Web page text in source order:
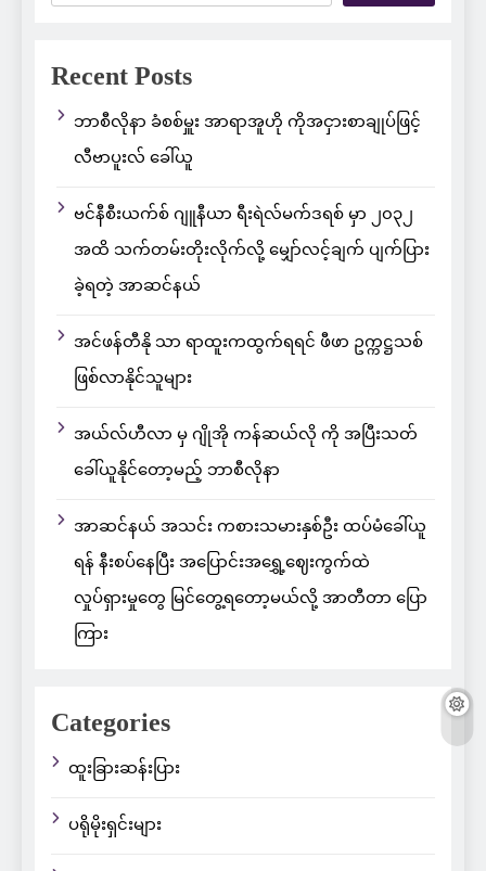
Recent Posts
ဘာစီလိုနာ ခံစစ်မှူး အာရာအူဟို ကိုအငှားစာချုပ်ဖြင့်
လီဗာပူးလ် ခေါ်ယူ
ဗင်နီစီးယက်စ် ဂျူနီယာ ရီးရဲလ်မက်ဒရစ် မှာ ၂၀၃၂
အထိ သက်တမ်းတိုးလိုက်လို့ မျှော်လင့်ချက် ပျက်ပြား
ခဲ့ရတဲ့ အာဆင်နယ်
အင်ဖန်တီနို သာ ရာထူးကထွက်ရရင် ဖီဖာ ဥက္ကဋ္ဌသစ်
ဖြစ်လာနိုင်သူများ
အယ်လ်ဟီလာ မှ ဂျိုအို ကန်ဆယ်လို ကို အပြီးသတ်
ခေါ်ယူနိုင်တော့မည့် ဘာစီလိုနာ
အာဆင်နယ် အသင်း ကစားသမားနှစ်ဦး ထပ်မံခေါ်ယူ
ရန် နီးစပ်နေပြီး အပြောင်းအရွှေ့ဈေးကွက်ထဲ
လှုပ်ရှားမှုတွေ မြင်တွေ့ရတော့မယ်လို့ အာတီတာ ပြော
ကြား
Categories
ထူးခြားဆန်းပြား
ပရိုမိုးရှင်းများ